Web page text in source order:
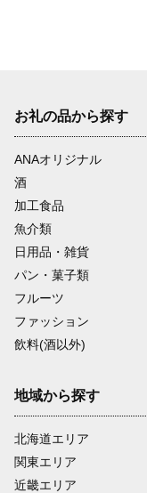
お礼の品から探す
ANAオリジナル
酒
加工食品
魚介類
日用品・雑貨
パン・菓子類
フルーツ
ファッション
飲料(酒以外)
地域から探す
北海道エリア
関東エリア
近畿エリア